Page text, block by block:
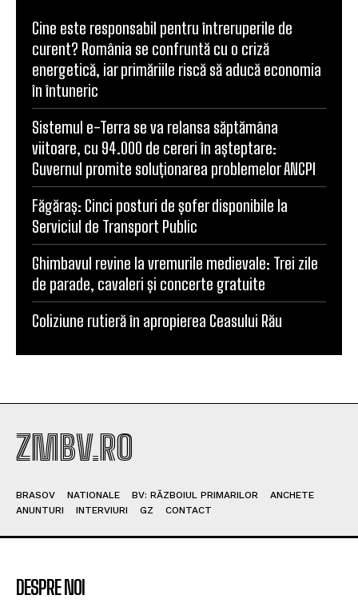
Cine este responsabil pentru întreruperile de
curent? România se confruntă cu o criză
energetică, iar primăriile riscă să aducă economia
în întuneric
Sistemul e-Terra se va relansa săptămâna
viitoare, cu 94.000 de cereri în așteptare:
Guvernul promite soluționarea problemelor ANCPI
Făgăraș: Cinci posturi de șofer disponibile la
Serviciul de Transport Public
Ghimbavul revine la vremurile medievale: Trei zile
de parade, cavaleri și concerte gratuite
Coliziune rutieră în apropierea Ceasului Rău
ZMBV.RO
BRASOV NATIONALE BV: RĂZBOIUL PRIMARILOR
ANCHETE
ANUNTURI
INTERVIURI GZ CONTACT
DESPRE NOI